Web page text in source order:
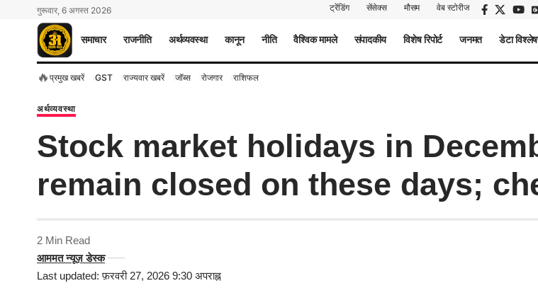
गुरूवार, 6 अगस्त 2026 ट्रेंडिंग सेंसेक्स मौसम वेब स्टोरीज
समाचार राजनीति अर्थव्यवस्था कानून नीति वैश्विक मामले संपादकीय विशेष रिपोर्ट जनमत डेटा
🔥 प्रमुख खबरें GST राज्यवार खबरें जॉब्स रोजगार राशिफल
अर्थव्यवस्था
Stock market holidays in
remain closed on these days;
Last updated: फ़रवरी 27, 2026 9:30 अपराह्न
आममत न्यूज़ डेस्क
2 Min Read